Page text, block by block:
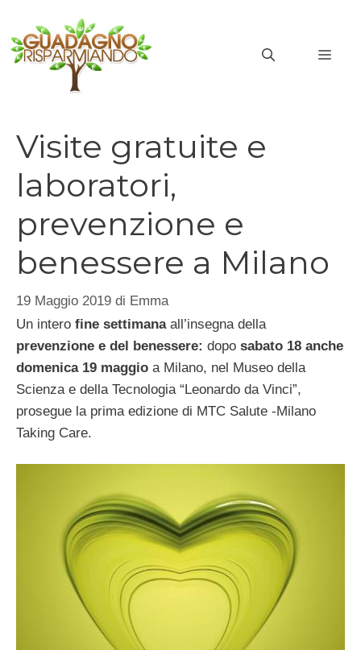
contenuto
Visite gratuite e
laboratori,
prevenzione e
benessere a Milano
19 Maggio 2019 di Emma
Un intero fine settimanaall’insegna della
prevenzione e del benessere: dopo sabato 18 anche
domenica 19 maggio a Milano, nel Museo della
Scienza e della Tecnologia “Leonardo da Vinci”,
prosegue la prima edizione di MTC Salute -Milano
Taking Care.